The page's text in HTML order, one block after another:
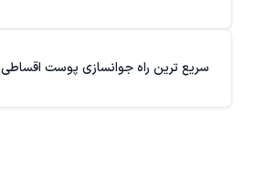
سریع ترین راه جوانسازی پوست